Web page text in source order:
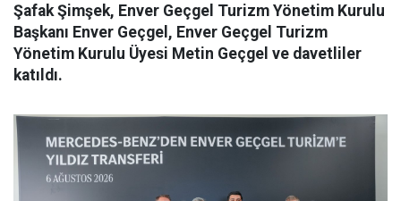
Şafak Şimşek, Enver Geçgel Turizm Yönetim Kurulu
Başkanı Enver Geçgel, Enver Geçgel Turizm
Yönetim Kurulu Üyesi Metin Geçgel ve davetliler
katıldı.